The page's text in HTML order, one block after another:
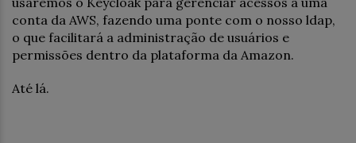
conta da AWS, fazendo uma ponte com o nosso ldap,
o que facilitará a administração de usuários e
permissões dentro da plataforma da Amazon.
Até lá.